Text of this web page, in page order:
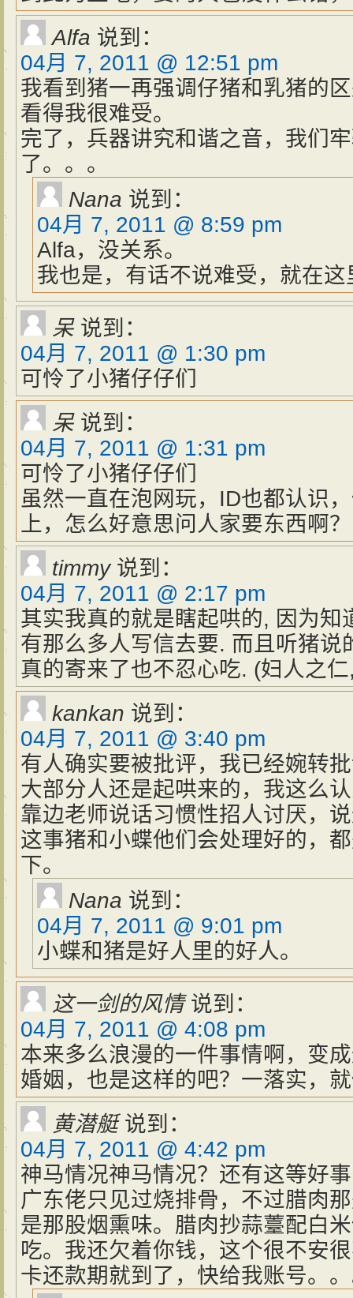
Alfa 说到：
04月 7, 2011 @ 12:51 pm
我看到猪一再强调仔猪和乳猪的
看得我很难受。
完了，兵器讲究和谐之音，我们
了。。。
Nana 说到：
04月 7, 2011 @ 8:59 pm
Alfa，没关系。
我也是，有话不说难受，就在这
呆 说到：
04月 7, 2011 @ 1:30 pm
可怜了小猪仔仔们
呆 说到：
04月 7, 2011 @ 1:31 pm
可怜了小猪仔仔们
虽然一直在泡网玩，ID也都认识
上，怎么好意思问人家要东西啊？
timmy 说到：
04月 7, 2011 @ 2:17 pm
其实我真的就是瞎起哄的, 因为知
有那么多人写信去要. 而且听猪说
真的寄来了也不忍心吃. (妇人之
kankan 说到：
04月 7, 2011 @ 3:40 pm
有人确实要被批评，我已经婉转
大部分人还是起哄来的，我这么
靠边老师说话习惯性招人讨厌，
这事猪和小蝶他们会处理好的，
下。
Nana 说到：
04月 7, 2011 @ 9:01 pm
小蝶和猪是好人里的好人。
这一剑的风情 说到：
04月 7, 2011 @ 4:08 pm
本来多么浪漫的一件事情啊，变
婚姻，也是这样的吧？一落实，
黄潜艇 说到：
04月 7, 2011 @ 4:42 pm
神马情况神马情况？还有这等好
广东佬只见过烧排骨，不过腊肉
是那股烟熏味。腊肉抄蒜薹配白
吃。我还欠着你钱，这个很不安
卡还款期就到了，快给我账号。